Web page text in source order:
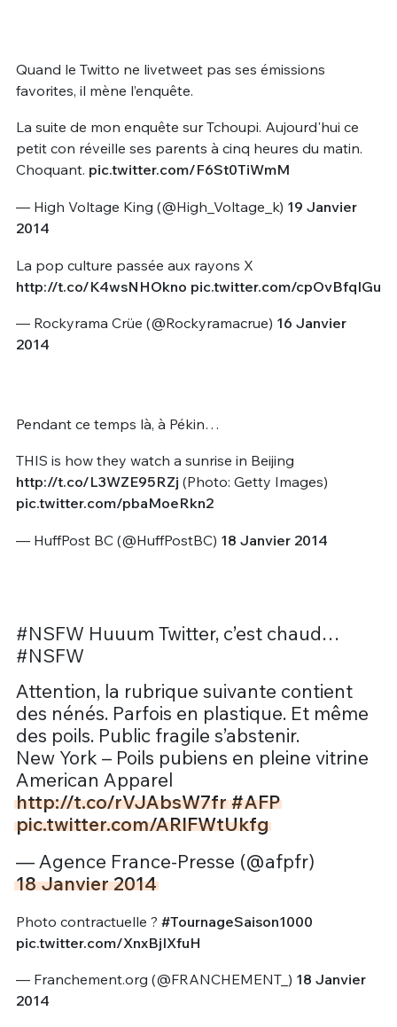
Quand le Twitto ne livetweet pas ses émissions
favorites, il mène l’enquête.
La suite de mon enquête sur Tchoupi. Aujourd'hui ce
petit con réveille ses parents à cinq heures du matin.
Choquant. pic.twitter.com/F6St0TiWmM
— High Voltage King (@High_Voltage_k) 19 Janvier
2014
La pop culture passée aux rayons X
http://t.co/K4wsNHOkno pic.twitter.com/cpOvBfqIGu
— Rockyrama Crüe (@Rockyramacrue) 16 Janvier
2014
Pendant ce temps là, à Pékin…
THIS is how they watch a sunrise in Beijing
http://t.co/L3WZE95RZj (Photo: Getty Images)
pic.twitter.com/pbaMoeRkn2
— HuffPost BC (@HuffPostBC) 18 Janvier 2014
#NSFW Huuum Twitter, c’est chaud…
#NSFW
Attention, la rubrique suivante contient
des nénés. Parfois en plastique. Et même
des poils. Public fragile s’abstenir.
New York – Poils pubiens en pleine vitrine
American Apparel
http://t.co/rVJAbsW7fr#AFP
pic.twitter.com/ARIFWtUkfg
— Agence France-Presse (@afpfr)
18 Janvier 2014
Photo contractuelle ? #TournageSaison1000
pic.twitter.com/XnxBjIXfuH
— Franchement.org (@FRANCHEMENT_) 18 Janvier
2014